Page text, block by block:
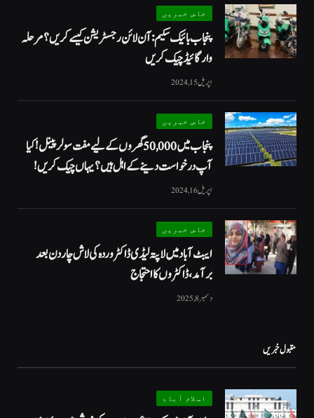
خاص خبریں
پنجاب بائیک سکیم: آن لائن رجسٹریشن کیسے کریں؟ مرحلہ
وار گائیڈ چیک کریں
اپریل 15, 2024
خاص خبریں
پنجاب میں 50,000 گھروں کے لیے مفت سولر پینل! کیا
آپ درخواست دینے کے اہل ہیں؟ یہاں چیک کریں!
اپریل 16, 2024
خاص خبریں
ایبٹ آباد میں لاپتہ لیڈی ڈاکٹر وردہ کی لاش چار دن بعد
برآمد، ڈاکٹروں کا احتجاج
دسمبر 8, 2025
مقبول خبریں
اسلام آباد